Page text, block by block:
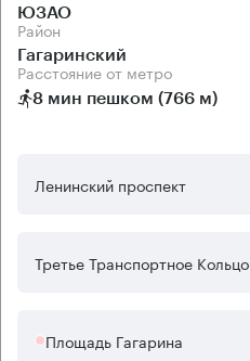
ЮЗАО
Район
Гагаринский
Расстояние от метро
8 мин пешком (766 м)
Ленинский проспект
Третье Транспортное Кольцо
Площадь Гагарина